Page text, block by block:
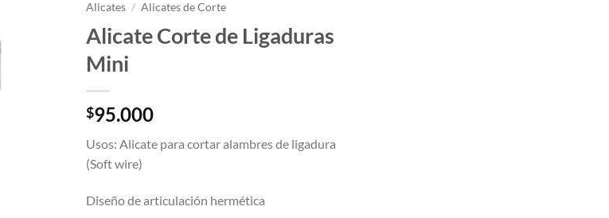
Alicates / Alicates de Corte
Alicate Corte de Ligaduras
Mini
$95.000
Usos: Alicate para cortar alambres de ligadura
(Soft wire)
Diseño de articulación hermética